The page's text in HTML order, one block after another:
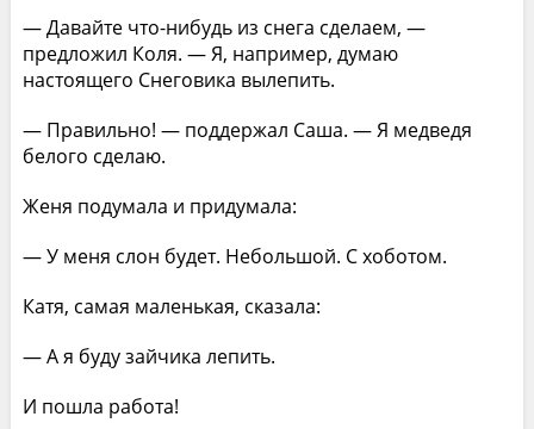
— Давайте что-нибудь из снега сделаем, —
предложил Коля. — Я, например, думаю
настоящего Снеговика вылепить.
— Правильно! — поддержал Саша. — Я медведя
белого сделаю.
Женя подумала и придумала:
— У меня слон будет. Небольшой. С хоботом.
Катя, самая маленькая, сказала:
— А я буду зайчика лепить.
И пошла работа!